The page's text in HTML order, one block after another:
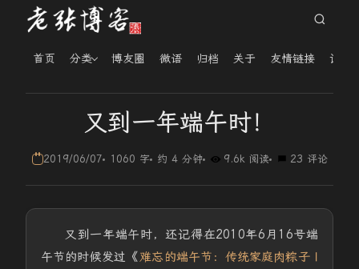
首页 分类 博友圈 微语 归档 关于 友情链接 读者
又到一年端午时！
2019/06/07 1060 字 约 4 分钟 9.6k 阅读 23 评论
又到一年端午时，还记得在2010年6月16号端
午节的时候发过《难忘的端午节：传统家庭肉粽子 |